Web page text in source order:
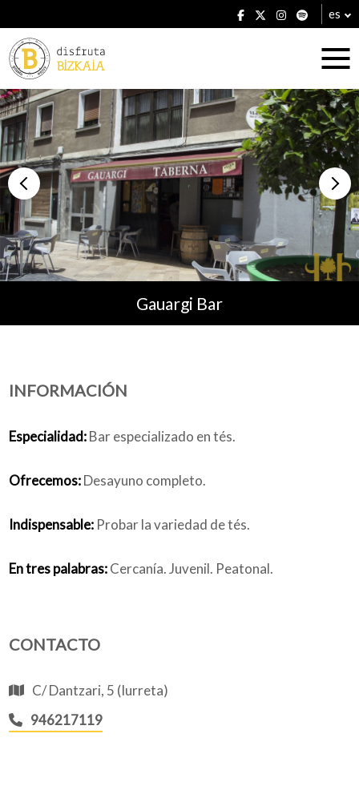
es
Alojamientos
Restaurantes
Planes
Gauargi Bar
INFORMACIÓN
Especialidad:Bar especializado en tés.
Ofrecemos:Desayuno completo.
Indispensable: Probar la variedad de tés.
En tres palabras:Cercanía. Juvenil. Peatonal.
CONTACTO
C/ Dantzari, 5 (Iurreta)
946217119